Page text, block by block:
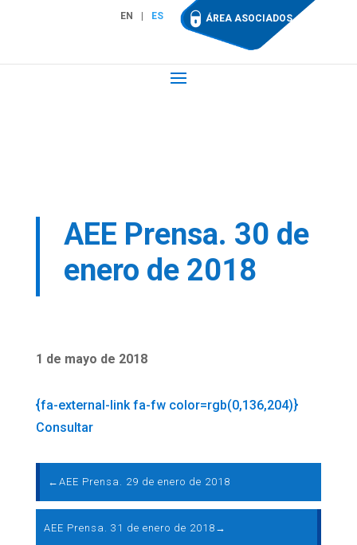
EN ES ÁREA ASOCIADOS
AEE Prensa. 30 de
enero de 2018
1 de mayo de 2018
{fa-external-link fa-fw color=rgb(0,136,204)}
Consultar
← AEE Prensa. 29 de enero de 2018
AEE Prensa. 31 de enero de 2018 →